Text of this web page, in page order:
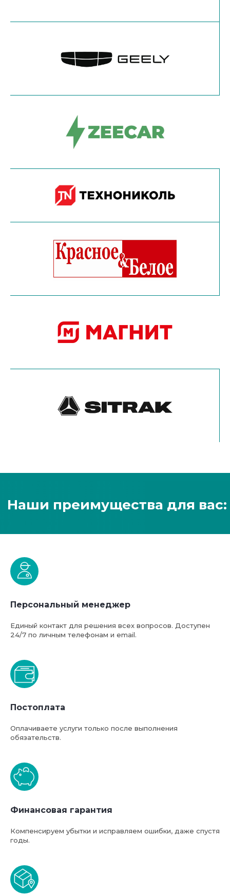
Персональный менеджер
Единый контакт для решения всех вопросов. Доступен
24/7 по личным телефонам и email.
Постоплата
Оплачиваете услуги только после выполнения
обязательств.
Финансовая гарантия
Компенсируем убытки и исправляем ошибки, даже спустя
годы.
Базовая стоимость услуг
компании ФТС-Сервис